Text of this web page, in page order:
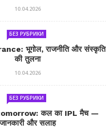
10.04.2026
БЕЗ РУБРИКИ
भूगोल, राजनीति और संस्कृति
की तुलना
10.04.2026
БЕЗ РУБРИКИ
कल का IPL मैच —
और सलाह